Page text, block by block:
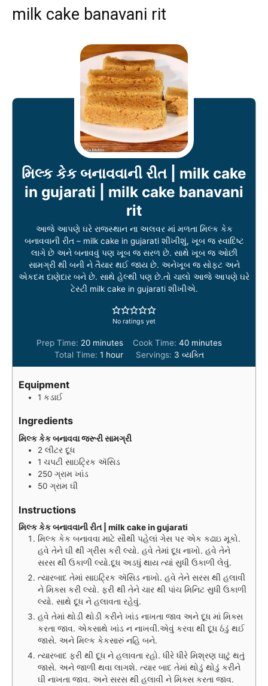
milk cake banavani rit
મિલ્ક કેક બનાવવાની રીત | milk cake
in gujarati | milk cake banavani
rit
આજે આપણે ઘરે રાજસ્થાન ના અલવર માં મળતા મિલ્ક કેક
બનાવવાની રીત – milk cake in gujarati શીખીશું, ખૂબ જ સ્વાદિષ્ટ
લાગે છે અને બનાવવું પણ ખૂબ જ સરળ છે. સાથે ખૂબ જ ઓછી
સામગ્રી થી બની ને તૈયાર થઈ જાય છે. અનેખૂબ જ સોફ્ટ અને
એકદમ દાણેદાર બને છે. સાથે હેલ્થી પણ છે.તો ચાલો આજે આપણે ઘરે
ટેસ્ટી milk cake in gujarati શીખીએ.
No ratings yet
Prep Time: 20m
i
n
minutes Cook Time: 40m
i
n
minutes
Total Time:1 h
o
hour Servings: 3 વ્યક્તિ
Equipment
1 કડાઈ
Ingredients
મિલ્ક કેક બનાવવા જરૂરી સામગ્રી
2 લીટર દૂધ
1 ચપટી સાઇટ્રિક ઍસિડ
250 ગ્રામ ખાંડ
50 ગ્રામ ઘી
Instructions
મિલ્ક કેક બનાવવાની રીત | milk cake in gujarati
મિલ્ક કેક બનાવવા માટે સૌથી પહેલાં ગેસ પર એક કઢાઇ મૂકો.
હવે તેને ઘી થી ગ્રીસ કરી લ્યો. હવે તેમાં દૂધ નાખો. હવે તેને
સરસ થી ઉકાળી લ્યો.દૂધ અડધું થાય ત્યાં સુધી ઉકાળી લેવું.
ત્યારબાદ તેમાં સાઇટ્રિક ઍસિડ નાખો. હવે તેને સરસ થી હલાવી
ને મિક્સ કરી લ્યો. ફરી થી તેને ચાર થી પાંચ મિનિટ સુધી ઉકાળી
લ્યો. સાથે દૂધ ને હલાવતા રહેવું.
હવે તેમાં થોડી થોડી કરીને ખાંડ નાખતા જાવ અને દૂધ માં મિક્સ
કરતા જાવ. એકસાથે ખાંડ ન નાખવી.એવું કરવા થી દૂધ ઠંડું થઈ
જાસે. અને મિલ્ક કેકસારું નહિ બને.
ત્યારબાદ ફરી થી દૂધ ને હલાવતા રહો. ધીરે ધીરે મિશ્રણ ઘાટું થતું
જાસે. અને જાળી થવા લાગશે. ત્યાર બાદ તેમાં થોડું થોડું કરીને
ઘી નાખતા જાવ. અને સરસ થી હલાવી ને મિક્સ કરતા જાવ.